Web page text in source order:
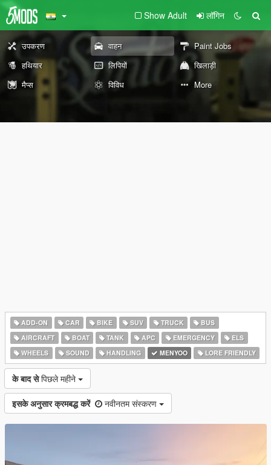
Show Adult लॉगिन
उपकरण वाहन
Paint Jobs
हथियार
लिपियों
खिलाड़ी
मैप्स
विविध More
ADD-ON CAR BIKE SUV TRUCK
BUS
AIRCRAFT
BOAT TANK APC EMERGENCY
ELS
WHEELS
SOUND HANDLING MENYOO LORE FRIENDLY
के बाद से पिछले महीने
इसके अनुसार क्रमबद्ध करें नवीनतम संस्करण